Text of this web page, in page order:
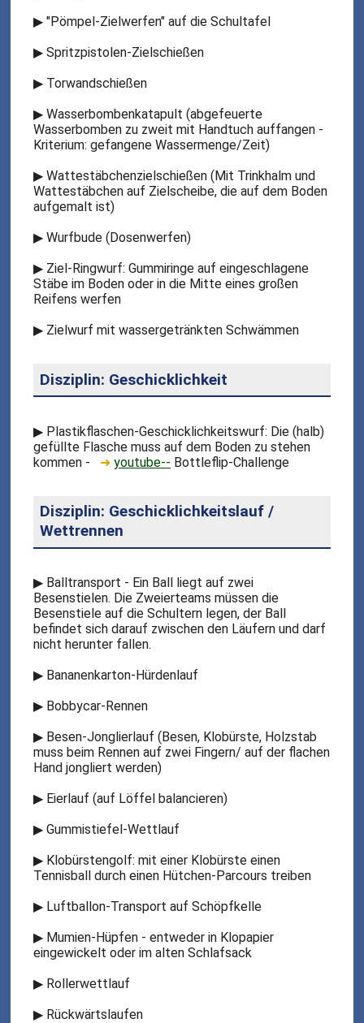
▶ "Pömpel-Zielwerfen" auf die Schultafel
▶ Spritzpistolen-Zielschießen
▶ Torwandschießen
▶ Wasserbombenkatapult (abgefeuerte
Wasserbomben zu zweit mit Handtuch auffangen -
Kriterium: gefangene Wassermenge/Zeit)
▶ Wattestäbchenzielschießen (Mit Trinkhalm und
Wattestäbchen auf Zielscheibe, die auf dem Boden
aufgemalt ist)
▶ Wurfbude (Dosenwerfen)
▶ Ziel-Ringwurf: Gummiringe auf eingeschlagene
Stäbe im Boden oder in die Mitte eines großen
Reifens werfen
▶ Zielwurf mit wassergetränkten Schwämmen
Disziplin: Geschicklichkeit
▶ Plastikflaschen-Geschicklichkeitswurf: Die (halb)
gefüllte Flasche muss auf dem Boden zu stehen
kommen -
➜youtube-- Bottleflip-Challenge
Disziplin: Geschicklichkeitslauf /
Wettrennen
▶ Balltransport - Ein Ball liegt auf zwei
Besenstielen. Die Zweierteams müssen die
Besenstiele auf die Schultern legen, der Ball
befindet sich darauf zwischen den Läufern und darf
nicht herunter fallen.
▶ Bananenkarton-Hürdenlauf
▶ Bobbycar-Rennen
▶ Besen-Jonglierlauf (Besen, Klobürste, Holzstab
muss beim Rennen auf zwei Fingern/ auf der flachen
Hand jongliert werden)
▶ Eierlauf (auf Löffel balancieren)
▶ Gummistiefel-Wettlauf
▶ Klobürstengolf: mit einer Klobürste einen
Tennisball durch einen Hütchen-Parcours treiben
▶ Luftballon-Transport auf Schöpfkelle
▶ Mumien-Hüpfen - entweder in Klopapier
eingewickelt oder im alten Schlafsack
▶ Rollerwettlauf
▶ Rückwärtslaufen